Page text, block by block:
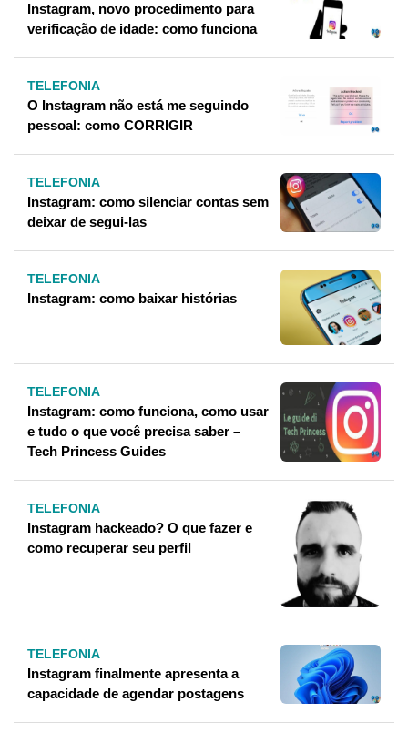
Instagram, novo procedimento para
verificação de idade: como funciona
TELEFONIA
O Instagram não está me seguindo
pessoal: como CORRIGIR
TELEFONIA
Instagram: como silenciar contas sem
deixar de segui-las
TELEFONIA
Instagram: como baixar histórias
TELEFONIA
Instagram: como funciona, como usar
e tudo o que você precisa saber –
Tech Princess Guides
TELEFONIA
Instagram hackeado? O que fazer e
como recuperar seu perfil
TELEFONIA
Instagram finalmente apresenta a
capacidade de agendar postagens